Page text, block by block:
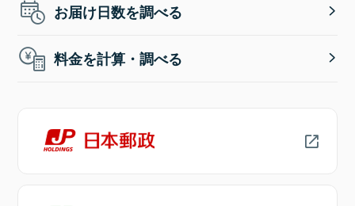
お届け日数を調べる
料金を計算・調べる